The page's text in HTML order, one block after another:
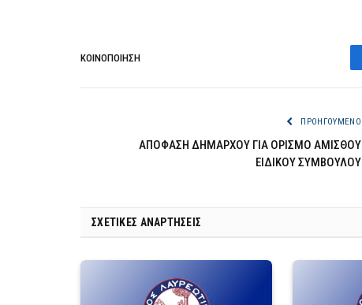
ΚΟΙΝΟΠΟΊΗΣΗ
ΠΡΟΗΓΟΎΜΕΝΟ
ΑΠΟΦΑΣΗ ΔΗΜΑΡΧΟΥ ΓΙΑ ΟΡΙΣΜΟ ΑΜΙΣΘΟΥ
ΕΙΔΙΚΟΥ ΣΥΜΒΟΥΛΟΥ
ΣΧΕΤΙΚΈΣ ΑΝΑΡΤΉΣΕΙΣ